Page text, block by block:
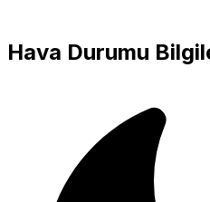
Hava Durumu